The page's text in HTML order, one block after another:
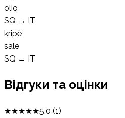
olio
SQ →
IT
kripë
sale
SQ → IT
Відгуки та оцінки
★★★★★5.0 (1)